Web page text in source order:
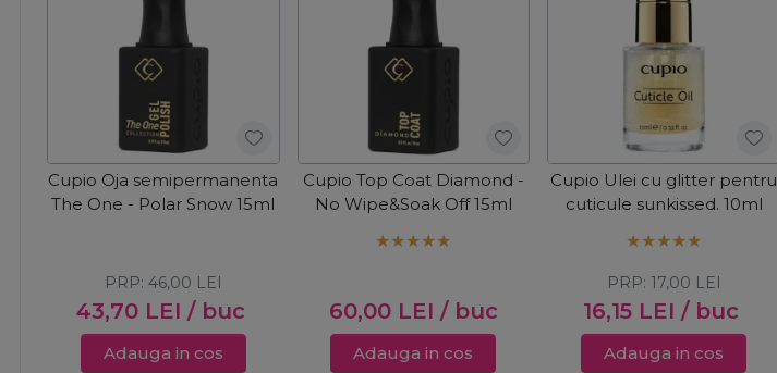
Cupio Oja semipermanenta
The One - Polar Snow 15ml
43,70 LEI / buc
PRP: 46,00 LEI
Adauga in cos
Cupio Top Coat Diamond -
No Wipe&Soak Off 15ml
60,00 LEI / buc
Adauga in cos
Cupio Ulei cu glitter pentru
cuticule sunkissed. 10ml
16,15 LEI / buc
PRP: 17,00 LEI
Adauga in cos